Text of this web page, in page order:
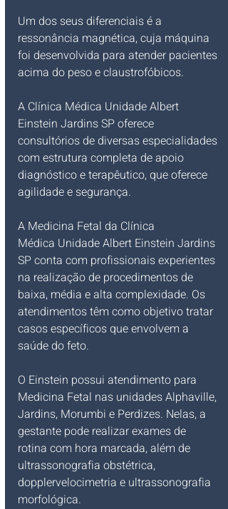
Um dos seus diferenciais é a
ressonância magnética, cuja máquina
foi desenvolvida para atender pacientes
acima do peso e claustrofóbicos.​
A Clínica Médica Unidade Albert
Einstein Jardins SP oferece
consultórios de diversas especialidades
com estrutura completa de apoio
diagnóstico e terapêutico, que oferece
agilidade e segurança.​
A Medicina Fetal da Clínica
Médica Unidade Albert Einstein Jardins
SP conta com profissionais experientes
na realização de procedimentos de
baixa, média e alta complexidade. Os
atendimentos têm como objetivo tratar
casos específicos que envolvem a
saúde do feto.
O Einstein possui atendimento para
Medicina Fetal nas unidades Alphaville,
Jardins, Morumbi e Perdizes. Nelas, a
gestante pode realizar exames de
rotina com hora marcada, além de
ultrassonografia obstétrica,
dopplervelocimetria e ultrassonografia
morfológica.